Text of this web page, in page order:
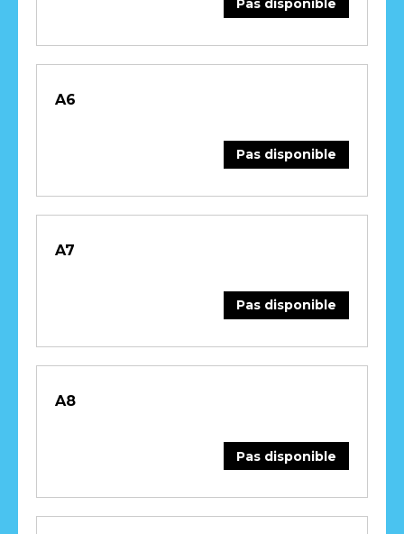
Pas disponible
A6
Pas disponible
A7
Pas disponible
A8
Pas disponible